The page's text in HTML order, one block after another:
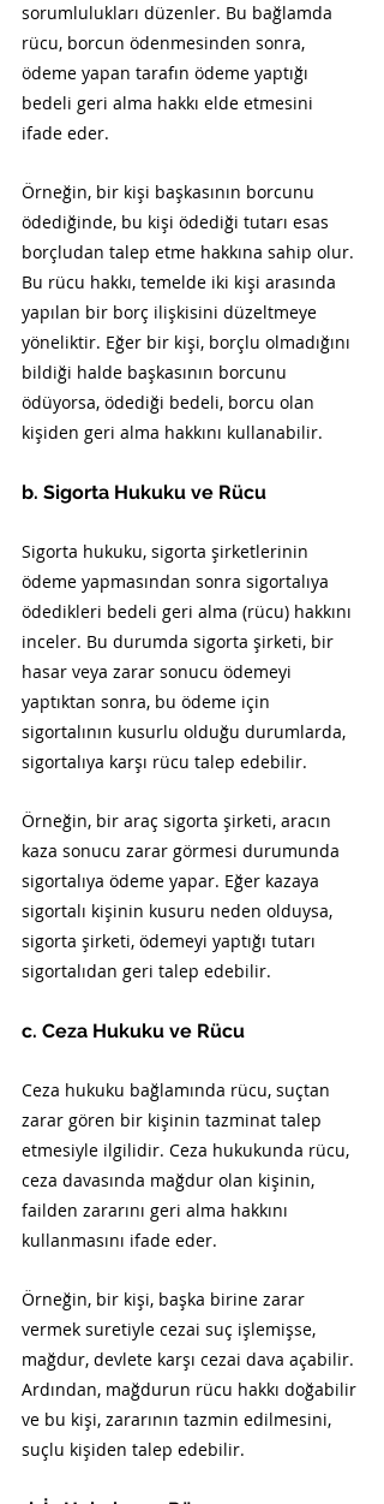
sorumlulukları düzenler. Bu bağlamda
rücu, borcun ödenmesinden sonra,
ödeme yapan tarafın ödeme yaptığı
bedeli geri alma hakkı elde etmesini
ifade eder.
Örneğin, bir kişi başkasının borcunu
ödediğinde, bu kişi ödediği tutarı esas
borçludan talep etme hakkına sahip olur.
Bu rücu hakkı, temelde iki kişi arasında
yapılan bir borç ilişkisini düzeltmeye
yöneliktir. Eğer bir kişi, borçlu olmadığını
bildiği halde başkasının borcunu
ödüyorsa, ödediği bedeli, borcu olan
kişiden geri alma hakkını kullanabilir.
b. Sigorta Hukuku ve Rücu
Sigorta hukuku, sigorta şirketlerinin
ödeme yapmasından sonra sigortalıya
ödedikleri bedeli geri alma (rücu) hakkını
inceler. Bu durumda sigorta şirketi, bir
hasar veya zarar sonucu ödemeyi
yaptıktan sonra, bu ödeme için
sigortalının kusurlu olduğu durumlarda,
sigortalıya karşı rücu talep edebilir.
Örneğin, bir araç sigorta şirketi, aracın
kaza sonucu zarar görmesi durumunda
sigortalıya ödeme yapar. Eğer kazaya
sigortalı kişinin kusuru neden olduysa,
sigorta şirketi, ödemeyi yaptığı tutarı
sigortalıdan geri talep edebilir.
c. Ceza Hukuku ve Rücu
Ceza hukuku bağlamında rücu, suçtan
zarar gören bir kişinin tazminat talep
etmesiyle ilgilidir. Ceza hukukunda rücu,
ceza davasında mağdur olan kişinin,
failden zararını geri alma hakkını
kullanmasını ifade eder.
Örneğin, bir kişi, başka birine zarar
vermek suretiyle cezai suç işlemişse,
mağdur, devlete karşı cezai dava açabilir.
Ardından, mağdurun rücu hakkı doğabilir
ve bu kişi, zararının tazmin edilmesini,
suçlu kişiden talep edebilir.